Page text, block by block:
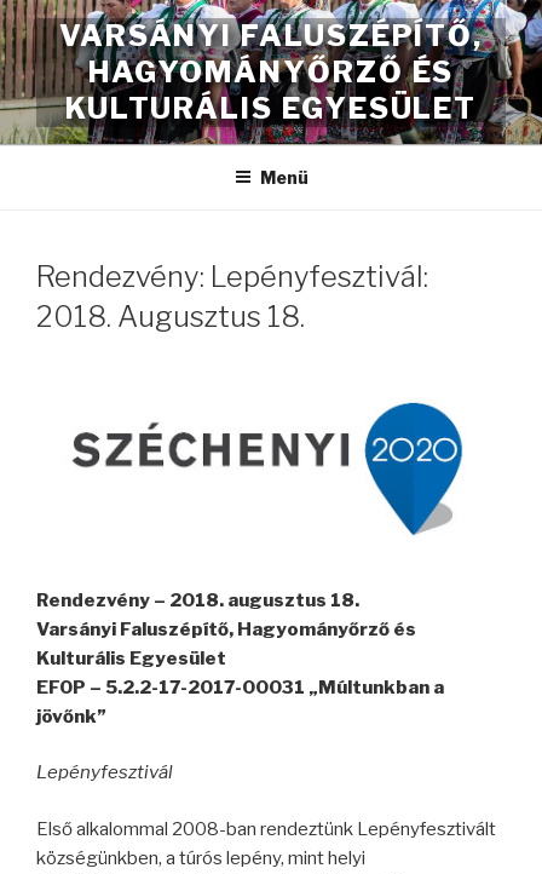
Tartalomhoz
VARSÁNYI FALUSZÉPÍTŐ,
HAGYOMÁNYŐRZŐ ÉS
KULTURÁLIS EGYESÜLET
Menü
Rendezvény: Lepényfesztivál:
2018. Augusztus 18.
Rendezvény – 2018. augusztus 18.
Varsányi Faluszépítő, Hagyományőrző és
Kulturális Egyesület
EFOP – 5.2.2-17-2017-00031 „Múltunkban a
jövőnk”
Lepényfesztivál
Első alkalommal 2008-ban rendeztünk Lepényfesztivált
községünkben, a túrós lepény, mint helyi